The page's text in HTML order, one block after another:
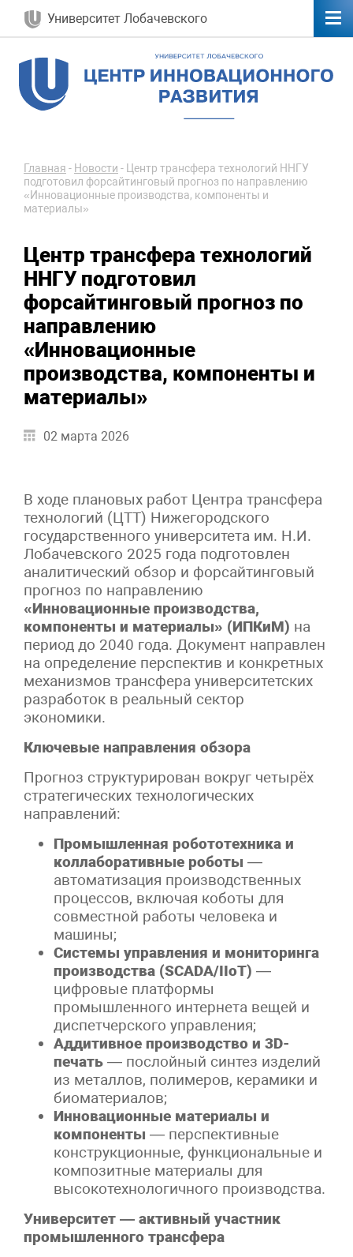
Университет Лобачевского
Главная - Новости - Центр трансфера технологий ННГУ
подготовил форсайтинговый прогноз по направлению
«Инновационные производства, компоненты и
материалы»
Центр трансфера технологий
ННГУ подготовил
форсайтинговый прогноз по
направлению
«Инновационные
производства, компоненты и
материалы»
02 марта 2026
В ходе плановых работ Центра трансфера
технологий (ЦТТ) Нижегородского
государственного университета им. Н.И.
Лобачевского 2025 года подготовлен
аналитический обзор и форсайтинговый
прогноз по направлению
«Инновационные производства,
компоненты и материалы» (ИПКиМ) на
период до 2040 года. Документ направлен
на определение перспектив и конкретных
механизмов трансфера университетских
разработок в реальный сектор
экономики.
Ключевые направления обзора
Прогноз структурирован вокруг четырёх
стратегических технологических
направлений:
Промышленная робототехника и
коллаборативные роботы —
автоматизация производственных
процессов, включая коботы для
совместной работы человека и
машины;
Системы управления и мониторинга
производства (SCADA/IIoT) —
цифровые платформы
промышленного интернета вещей и
диспетчерского управления;
Аддитивное производство и 3D-
печать — послойный синтез изделий
из металлов, полимеров, керамики и
биоматериалов;
Инновационные материалы и
компоненты — перспективные
конструкционные, функциональные и
композитные материалы для
высокотехнологичного производства.
Университет — активный участник
промышленного трансфера